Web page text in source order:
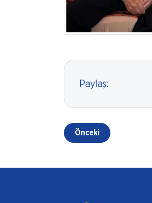
Paylaş:
Önceki